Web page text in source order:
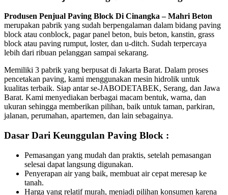
Produsen Penjual Paving Block Di Cinangka – Mahri Beton
merupakan pabrik yang sudah berpengalaman dalam bidang paving
block atau conblock, pagar panel beton, buis beton, kanstin, grass
block atau paving rumput, loster, dan u-ditch. Sudah terpercaya
lebih dari ribuan pelanggan sampai sekarang.
Memiliki 3 pabrik yang berpusat di Jakarta Barat. Dalam proses
pencetakan paving, kami menggunakan mesin hidrolik untuk
kualitas terbaik. Siap antar se-JABODETABEK, Serang, dan Jawa
Barat. Kami menyediakan berbagai macam bentuk, warna, dan
ukuran sehingga memberikan pilihan, baik untuk taman, parkiran,
jalanan, perumahan, apartemen, dan lain sebagainya.
Dasar Dari Keunggulan Paving Block :
Pemasangan yang mudah dan praktis, setelah pemasangan
selesai dapat langsung digunakan.
Penyerapan air yang baik, membuat air cepat meresap ke
tanah.
Harga yang relatif murah, menjadi pilihan konsumen karena